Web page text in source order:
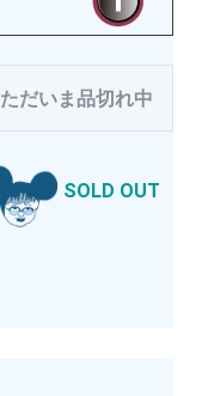
ただいま品切れ中
SOLD OUT